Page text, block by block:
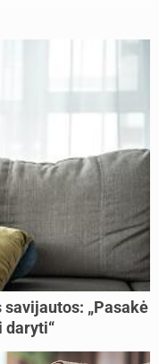
„Pasakė
daryti“